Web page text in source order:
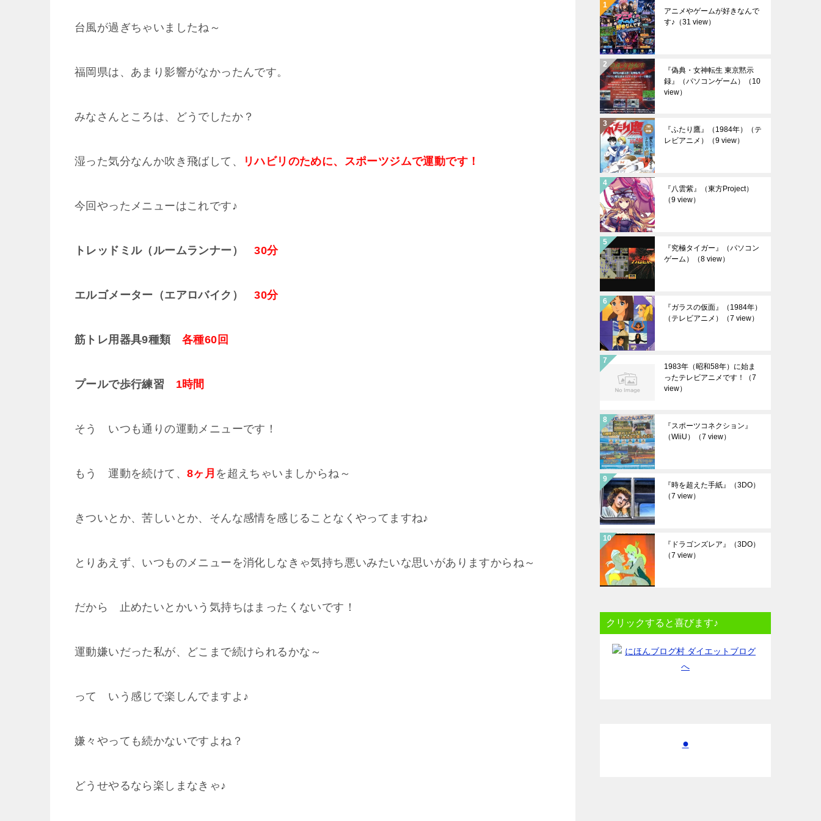
台風が過ぎちゃいましたね～
福岡県は、あまり影響がなかったんです。
みなさんところは、どうでしたか？
湿った気分なんか吹き飛ばして、 リハビリのために、スポーツジムで運動です！
今回やったメニューはこれです♪
トレッドミル（ルームランナー）30分
エルゴメーター（エアロバイク）30分
筋トレ用器具9種類 各種60回
プールで歩行練習 1時間
そう いつも通りの運動メニューです！
もう 運動を続けて、 8ヶ月 を超えちゃいましからね～
きついとか、苦しいとか、そんな感情を感じることなくやってますね♪
とりあえず、いつものメニューを消化しなきゃ気持ち悪いみたいな思いがありますからね～
だから 止めたいとかいう気持ちはまったくないです！
運動嫌いだった私が、どこまで続けられるかな～
って いう感じで楽しんでますよ♪
嫌々やっても続かないですよね？
どうせやるなら楽しまなきゃ♪
アニメやゲームが好きなんで
す♪ （31 view）
『偽典・女神転生 東京黙示
録』（パソコンゲーム）
（10
view）
『ふたり鷹』（1984年）（テ
レビアニメ）
（9 view）
『八雲紫』（東方Project）
（9 view）
『究極タイガー』（パソコン
ゲーム）
（8 view）
『ガラスの仮面』（1984年）
（テレビアニメ）
（7 view）
1983年（昭和58年）に始ま
ったテレビアニメです！
（7
view）
『スポーツコネクション』
（WiiU）
（7 view）
『時を超えた手紙』（3DO）
（7 view）
『ドラゴンズレア』（3DO）
（7 view）
クリックすると喜びます♪
●